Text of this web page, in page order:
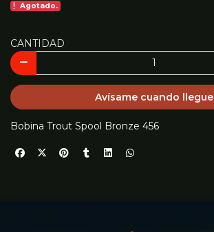
Agotado.
CANTIDAD
Avísame cuando llegue
Bobina Trout Spool Bronze 456